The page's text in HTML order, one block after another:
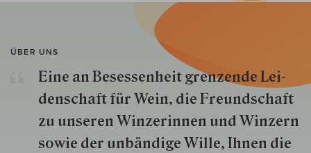
ÜBER UNS
Eine an Besessenheit gren­zende Lei­
den­schaft für Wein, die Freund­schaft
zu unseren Win­zer­innen und Win­zern
so­wie der un­bän­dige Wille, Ihnen die